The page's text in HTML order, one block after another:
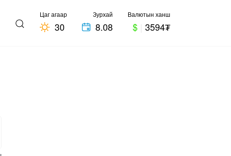
Цаг агаар
30
Зурхай
8.08
Валютын ханш
$ | 3594₮